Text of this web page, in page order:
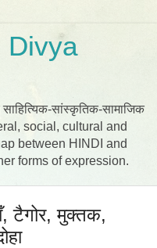
Divya
साहित्यिक-सांस्कृतिक-सामाजिक
social, cultural and
between HINDI and
forms of expression.
टैगोर, मुक्तक,